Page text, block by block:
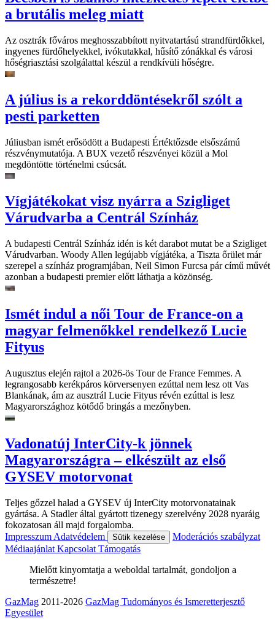
a brutális meleg miatt
Az osztrák főváros meghosszabbított nyitvatartású strandfürdőkkel,
ingyenes fürdőhelyekkel, ivókutakkal, hűsítő zónákkal és városi
hőségriasztási szolgálattal készül a rendkívüli hőségre.
A július is a rekorddöntésekről szólt a
pesti parketten
Júliusban ismét erősödött a Budapesti Értéktőzsde elsőszámú
részvénymutatója. A BUX vezető részvényei közül a Mol
megdöntötte történelmi csúcsát.
Vígjátékokat visz nyárra a Szigliget
Várudvarba a Centrál Színház
A budapesti Centrál Színház idén is két darabot mutat be a Szigliget
Várudvarban. Woody Allen legújabb vígjátéka, a Tiszta őrület már
szerepel a színház programjában, Neil Simon Furcsa pár című művét
azonban a budapesti premier előtt láthatja a közönség.
Ismét indul a női Tour de France-on a
magyar felmenőkkel rendelkező Lucie
Fityus
Augusztus elején rajtol a 2026-ös Tour de France Femmes. A
legrangosabb kerékpáros körversenyen ezúttal nem lesz ott Vas
Blankának, ám az ausztrál Lucie Fityus révén ezúttal is lesz
Magyarországhoz kötődő bringás a mezőnyben.
Vadonatúj InterCity-k jönnek
Magyarországra – elkészült az első
GYSEV motorvonat
Teljes gőzzel halad a GYSEV új InterCity motorvonatainak
gyártása. A Stadler által gyártott tizenegy szerelvény 2028 nyaráig
fokozatosan áll majd forgalomba.
Impresszum Adatvédelem Sütik kezelése
Moderációs szabályzat
Médiaajánlat Kapcsolat Támogatás
Mielőtt kinyomtatja a weboldal tartalmát, gondoljon a
természetre!
GazMag 2011-2026 GazMag Tudományos és Ismeretterjesztő
Egyesület